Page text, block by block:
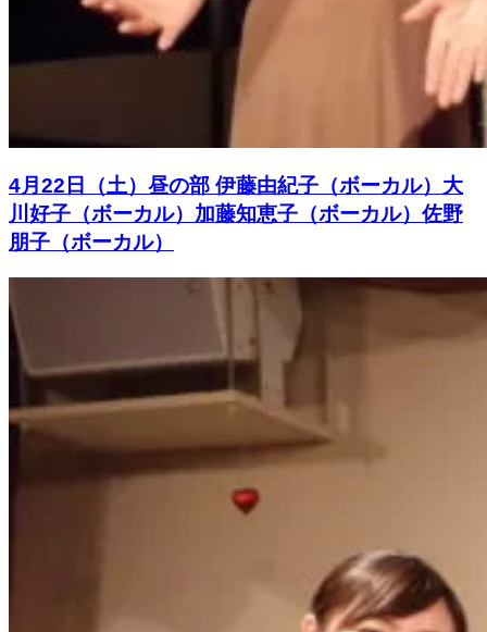
4月22日（土）昼の部 伊藤由紀子（ボーカル）大
川好子（ボーカル）加藤知恵子（ボーカル）佐野
朋子（ボーカル）